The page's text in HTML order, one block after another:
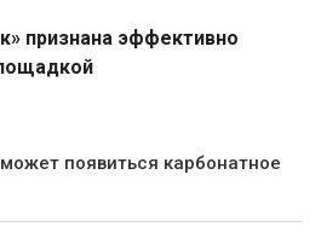
признана эффективно
появиться карбонатное